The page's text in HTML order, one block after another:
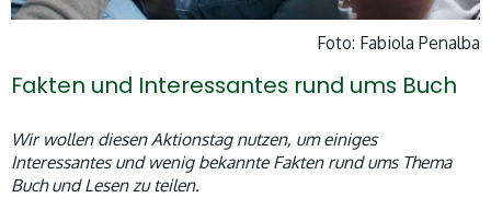
Foto: Fabiola Penalba
Fakten und Interessantes rund ums Buch
Wir wollen diesen Aktionstag nutzen, um einiges
Interessantes und wenig bekannte Fakten rund ums Thema
Buch und Lesen zu teilen.